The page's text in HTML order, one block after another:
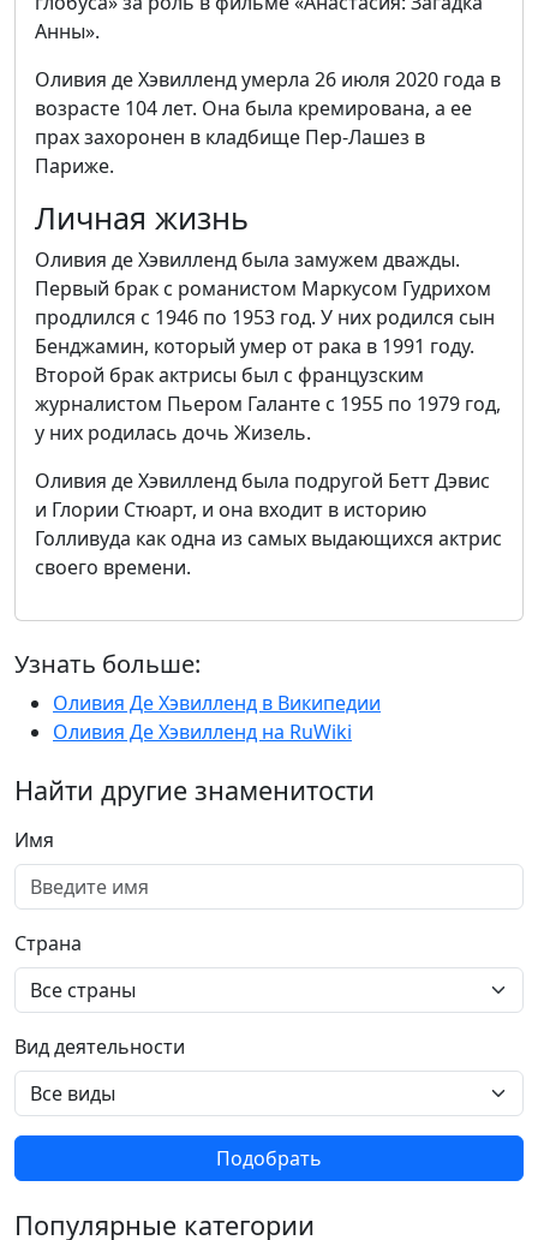
Анны».
Оливия де Хэвилленд умерла 26 июля 2020 года в
возрасте 104 лет. Она была кремирована, а ее
прах захоронен в кладбище Пер-Лашез в
Париже.
Личная жизнь
Оливия де Хэвилленд была замужем дважды.
Первый брак с романистом Маркусом Гудрихом
продлился с 1946 по 1953 год. У них родился сын
Бенджамин, который умер от рака в 1991 году.
Второй брак актрисы был с французским
журналистом Пьером Галанте с 1955 по 1979 год,
у них родилась дочь Жизель.
Оливия де Хэвилленд была подругой Бетт Дэвис
и Глории Стюарт, и она входит в историю
Голливуда как одна из самых выдающихся актрис
своего времени.
Узнать больше:
Оливия Де Хэвилленд в Википедии
Оливия Де Хэвилленд на RuWiki
Найти другие знаменитости
Имя
Страна
Вид деятельности
Подобрать
Популярные категории